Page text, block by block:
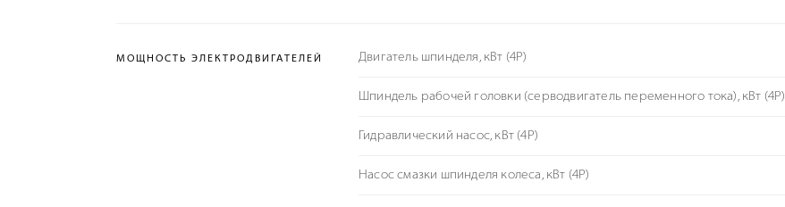
МОЩНОСТЬ ЭЛЕКТРОДВИГАТЕЛЕЙ Двигатель шпинделя, кВт (4P)
Шпиндель рабочей головки (серводвигатель переменного тока), кВт (4P)
Гидравлический насос, кВт (4P)
Насос смазки шпинделя колеса, кВт (4P)